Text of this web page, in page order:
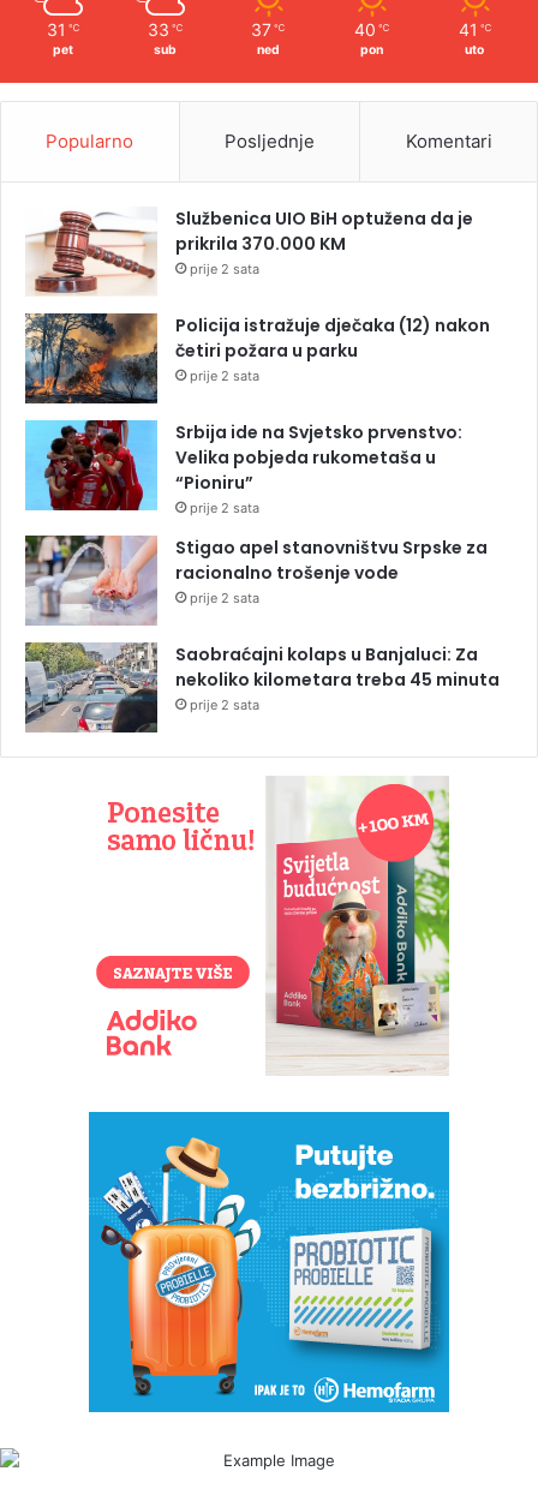
31 ℃
pet
33 ℃
sub
37 ℃
ned
40 ℃
pon
41 ℃
uto
Popularno Posljednje Komentari
Službenica UIO BiH optužena da je
prikrila 370.000 KM
prije 2 sata
Policija istražuje dječaka (12) nakon
četiri požara u parku
prije 2 sata
Srbija ide na Svjetsko prvenstvo:
Velika pobjeda rukometaša u
“Pioniru”
prije 2 sata
Stigao apel stanovništvu Srpske za
racionalno trošenje vode
prije 2 sata
Saobraćajni kolaps u Banjaluci: Za
nekoliko kilometara treba 45 minuta
prije 2 sata